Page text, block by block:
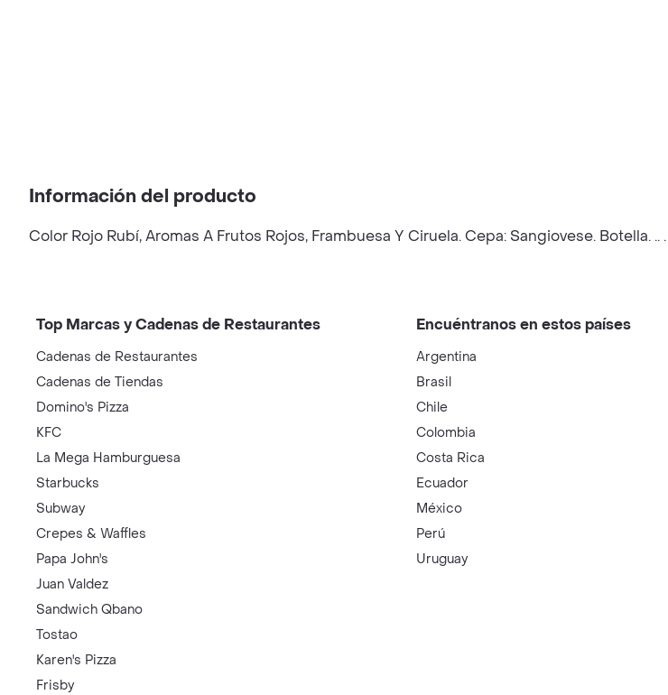
Información del producto
Color Rojo Rubí, Aromas A Frutos Rojos, Frambuesa Y Ciruela. Cepa: Sangiovese. Botella. .. .
Top Marcas y Cadenas de Restaurantes
Cadenas de Restaurantes
Cadenas de Tiendas
Domino's Pizza
KFC
La Mega Hamburguesa
Starbucks
Subway
Crepes & Waffles
Papa John's
Juan Valdez
Sandwich Qbano
Tostao
Karen's Pizza
Frisby
Encuéntranos en estos países
Argentina
Brasil
Chile
Colombia
Costa Rica
Ecuador
México
Perú
Uruguay